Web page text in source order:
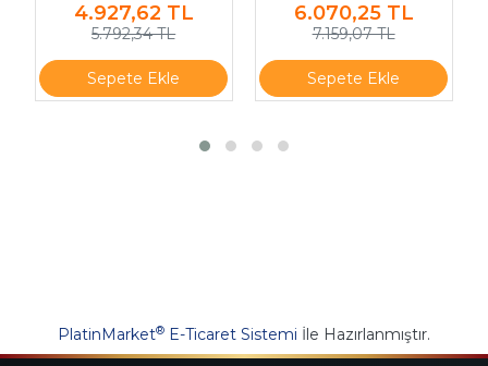
4.927,62 TL
5.792,34 TL
Sepete Ekle
6.070,25 TL
7.159,07 TL
Sepete Ekle
PlatinMarket® E-Ticaret Sistemi İle Hazırlanmıştır.